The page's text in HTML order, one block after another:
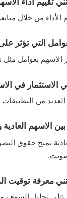
الأداء من خلال
التي تؤثر
الأسهم بعوامل مثل
الاستثمار في
من
الاسهم
تمنح حقوق
معرفة توقيت